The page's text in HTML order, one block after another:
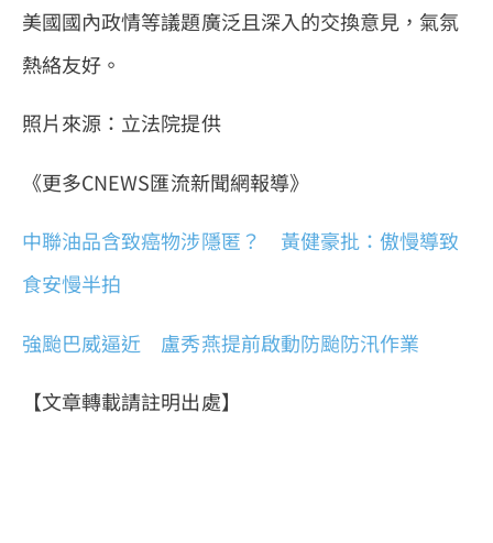
美國國內政情等議題廣泛且深入的交換意見，氣氛
熱絡友好。
照片來源：立法院提供
《更多CNEWS匯流新聞網報導》
中聯油品含致癌物涉隱匿？ 黃健豪批：傲慢導致
食安慢半拍
強颱巴威逼近 盧秀燕提前啟動防颱防汛作業
【文章轉載請註明出處】